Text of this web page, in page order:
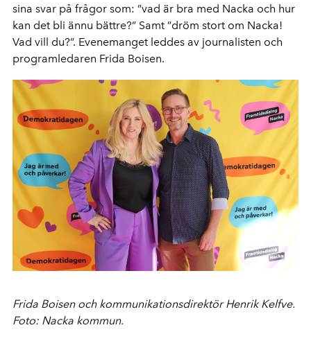
sina svar på frågor som: ”vad är bra med Nacka och hur
kan det bli ännu bättre?” Samt ”dröm stort om Nacka!
Vad vill du?”. Evenemanget leddes av journalisten och
programledaren Frida Boisen.
Frida Boisen och kommunikationsdirektör Henrik Kelfve.
Foto: Nacka kommun.